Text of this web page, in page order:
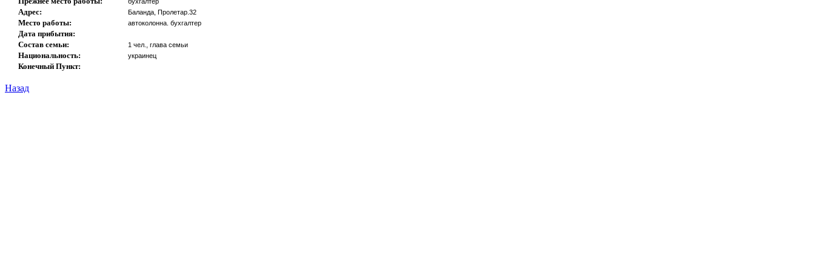
Адрес: Баланда, Пролетар.32
Место работы: автоколонна. бухгалтер
Дата прибытия:
Состав семьи:
1 чел., глава семьи
Национальность: украинец
Конечный Пункт:
Назад